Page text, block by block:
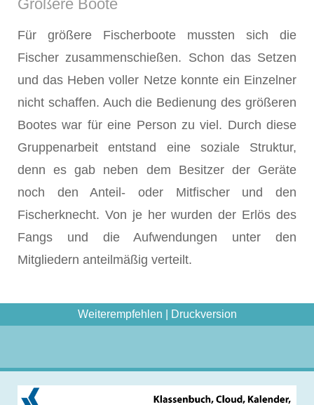
Größere Boote
Für größere Fischerboote mussten sich die
Fischer zusammenschießen. Schon das Setzen
und das Heben voller Netze konnte ein Einzelner
nicht schaffen. Auch die Bedienung des größeren
Bootes war für eine Person zu viel. Durch diese
Gruppenarbeit entstand eine soziale Struktur,
denn es gab neben dem Besitzer der Geräte
noch den Anteil- oder Mitfischer und den
Fischerknecht. Von je her wurden der Erlös des
Fangs und die Aufwendungen unter den
Mitgliedern anteilmäßig verteilt.
Weiterempfehlen Druckversion